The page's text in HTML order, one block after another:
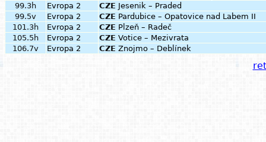
99.3h
Evropa 2 CZE Jesenik – Praded
99.5v
Evropa 2 CZE Pardubice – Opatovice nad Labem II
101.3h
Evropa 2 CZE Plzeň – Radeč
105.5h
Evropa 2 CZE Votice – Mezivrata
106.7v
Evropa 2 CZE Znojmo – Deblínek